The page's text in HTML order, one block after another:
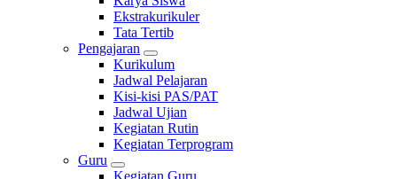
Ekstrakurikuler
Tata Tertib
Pengajaran
Kurikulum
Jadwal Pelajaran
Kisi-kisi PAS/PAT
Jadwal Ujian
Kegiatan Rutin
Kegiatan Terprogram
Guru
Kegiatan Guru